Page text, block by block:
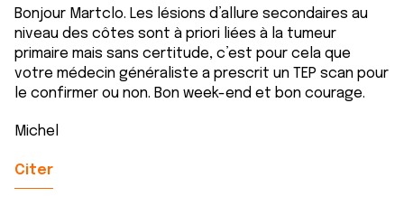
Bonjour Martclo. Les lésions d’allure secondaires au
niveau des côtes sont à priori liées à la tumeur
primaire mais sans certitude, c’est pour cela que
votre médecin généraliste a prescrit un TEP scan pour
le confirmer ou non. Bon week-end et bon courage.
Michel
Citer